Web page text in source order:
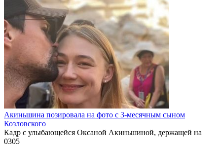
Акиньшина позировала на фото с 3-месячным сыном
Козловского
Кадр с улыбающейся Оксаной Акиньшиной, держащей на
0305